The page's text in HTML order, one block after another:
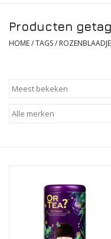
huwelijk, communie,
lentefeest, ...
MOEDERDAG 2026
Producten
HOME/TAGS/